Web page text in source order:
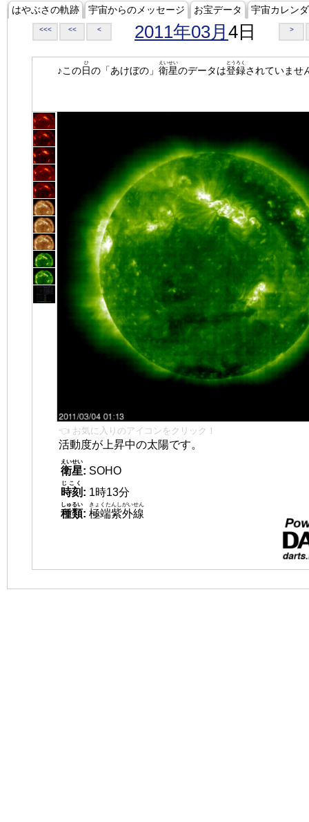
はやぶさの軌跡 宇宙からのメッセージ お宝データ 宇宙カレン
<<< << < 2011年03月 4日 >
♪この日
ひ
の「あけぼの」 衛星
えいせい
のデータは登録
とうろく
されていませ
👈 お気に入りのアイコンをクリック！
活動度が上昇中の太陽です。
衛星
えいせい
: SOHO
時刻
じこく
: 1時13分
種類
しゅるい
: 極端紫外線
きょくたんしがいせん